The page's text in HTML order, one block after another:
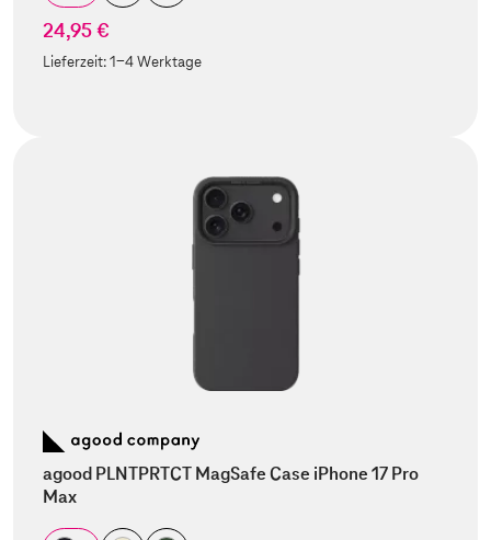
24,95 €
Lieferzeit:1-4 Werktage
agood PLNTPRTCT MagSafe Case iPhone 17 Pro
Max